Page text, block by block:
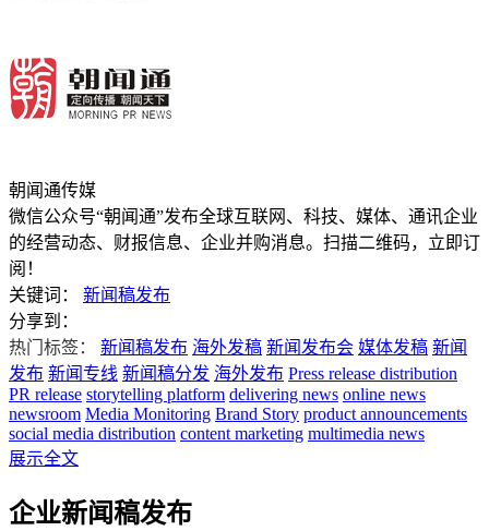
朝闻通传媒
微信公众号“朝闻通”发布全球互联网、科技、媒体、通讯企业
的经营动态、财报信息、企业并购消息。扫描二维码，立即订
阅！
关键词：
新闻稿发布
分享到：
热门标签：
新闻稿发布 海外发稿 新闻发布会 媒体发稿 新闻
发布 新闻专线 新闻稿分发 海外发布 Press release distribution
PR release storytelling platform delivering news online news
newsroom Media Monitoring Brand Story product announcements
social media distribution content marketing multimedia news
展示全文
企业新闻稿发布